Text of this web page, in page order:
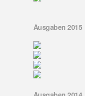
Ausgaben 2015